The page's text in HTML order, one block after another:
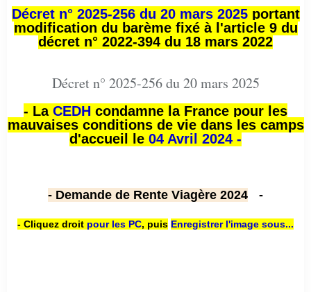
Décret n° 2025-256 du 20 mars 2025portant
modification du barème fixé à l'article 9 du
décret n° 2022-394 du 18 mars 2022
Décret n° 2025-256 du 20 mars 2025
- La CEDH condamne la France pour les
mauvaises conditions de vie dans les camps
d'accueil le 04 Avril 2024 -
- Demande de Rente Viagère 2024 -
- Cliquez droit pour les PC, puis Enregistrer l'image sous...